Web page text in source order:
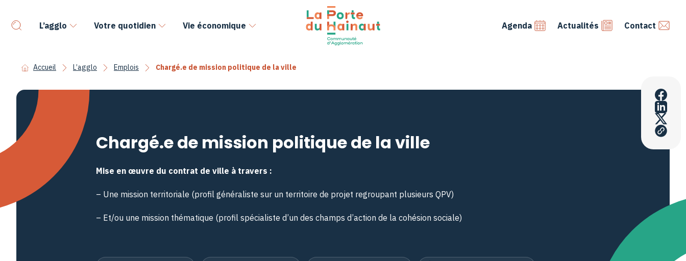
L’agglo Votre quotidien Vie économique Agenda Actualités Contact
Accueil L’agglo Emplois Chargé.e de mission politique de la ville
Chargé.e de mission politique de la ville
Mise en œuvre du contrat de ville à travers :
– Une mission territoriale (profil généraliste sur un territoire de projet regroupant plusieurs QPV)
– Et/ou une mission thématique (profil spécialiste d’un des champs d’action de la cohésion sociale)